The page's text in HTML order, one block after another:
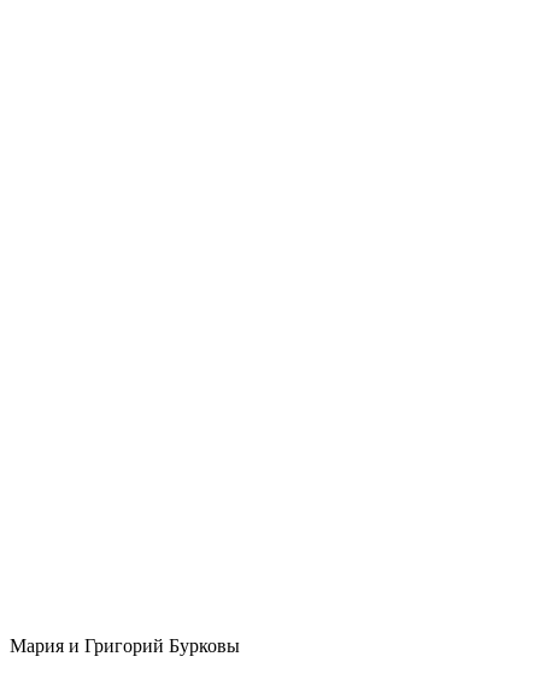
Мария и Григорий Бурковы